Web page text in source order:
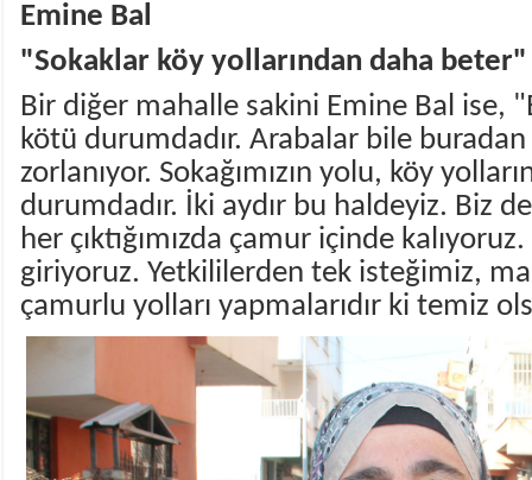
Emine Bal
"Sokaklar köy yollarından daha beter"
Bir diğer mahalle sakini Emine Bal ise,
kötü durumdadır. Arabalar bile
zorlanıyor. Sokağımızın yolu, köy
durumdadır. İki aydır bu haldeyiz. Biz de
her çıktığımızda çamur içinde
giriyoruz. Yetkililerden tek isteğimiz,
çamurlu yolları yapmalarıdır ki temiz